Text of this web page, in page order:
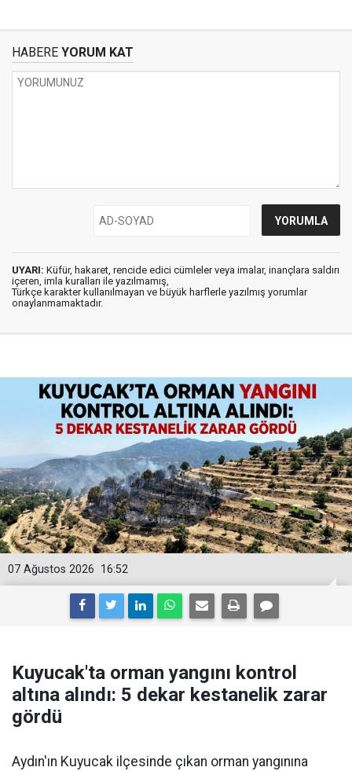
HABERE YORUM KAT
UYARI: Küfür, hakaret, rencide edici cümleler veya imalar, inançlara saldırı
içeren, imla kuralları ile yazılmamış,
Türkçe karakter kullanılmayan ve büyük harflerle yazılmış yorumlar
onaylanmamaktadır.
16:52
07 Ağustos 2026
Kuyucak'ta orman yangını kontrol
altına alındı: 5 dekar kestanelik zarar
gördü
Aydın'ın Kuyucak ilçesinde çıkan orman yangınına